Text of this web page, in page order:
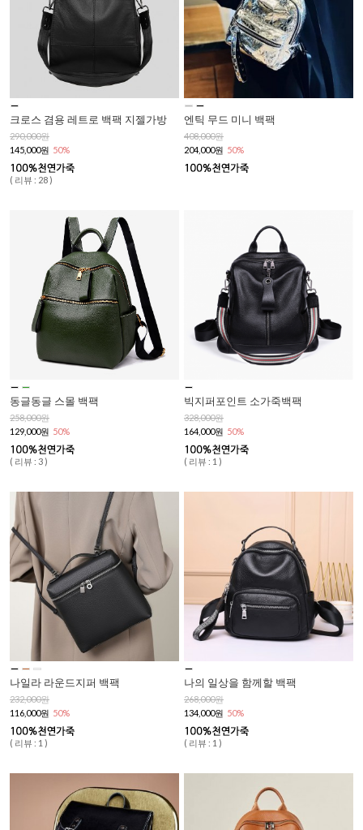
크로스 겸용 레트로 백팩 지젤가방
290,000원
145,000원 50%
( 리뷰 : 28 )
엔틱 무드 미니 백팩
408,000원
204,000원 50%
동글동글 스몰 백팩
258,000원
129,000원 50%
( 리뷰 : 3 )
빅지퍼포인트 소가죽백팩
328,000원
164,000원 50%
( 리뷰 : 1 )
나일라 라운드지퍼 백팩
232,000원
116,000원 50%
( 리뷰 : 1 )
나의 일상을 함께할 백팩
268,000원
134,000원 50%
( 리뷰 : 1 )